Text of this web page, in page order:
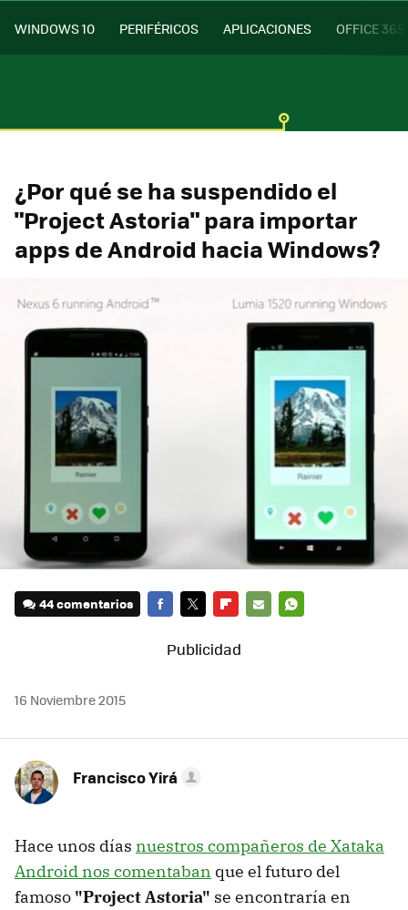
WINDOWS 10 PERIFÉRICOS APLICACIONES OFFICE 365
¿Por qué se ha suspendido el
"Project Astoria" para importar
apps de Android hacia Windows?
44 comentarios
16 Noviembre 2015
Francisco Yirá
Hace unos días nuestros compañeros de Xataka
Android nos comentaban que el futuro del
famoso "Project Astoria" se encontraría en